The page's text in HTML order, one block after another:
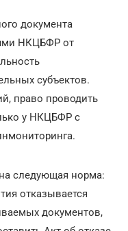
документа
НКЦБФР от
субъектов.
право проводить
у НКЦБФР с
следующая норма:
отказывается
документов,